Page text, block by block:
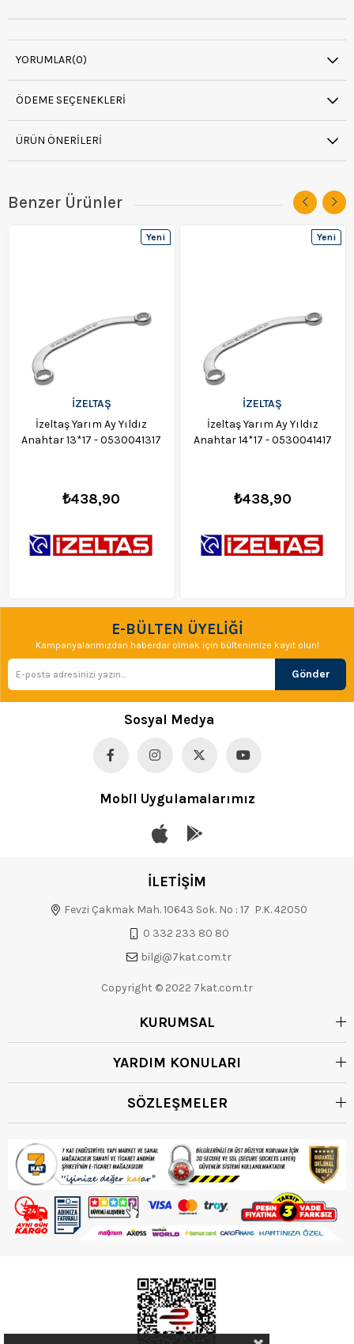
YORUMLAR(0)
ÖDEME SEÇENEKLERI
ÜRÜN ÖNERILERI
Benzer Ürünler
İZELTAŞ
İzeltaş Yarım Ay Yıldız
Anahtar 13*17 - 0530041317
₺438,90
Yeni
İZELTAŞ
İzeltaş Yarım Ay Yıldız
Anahtar 14*17 - 0530041417
₺438,90
Yeni
E-BÜLTEN ÜYELİĞİ
Kampanyalarımızdan haberdar olmak için bültenimize kayıt olun!
Gönder
Sosyal Medya
Mobil Uygulamalarımız
İLETİŞİM
Fevzi Çakmak Mah. 10643 Sok. No : 17 P.K. 42050
0 332 233 80 80
bilgi@7kat.com.tr
Copyright © 2022 7kat.com.tr
KURUMSAL
YARDIM KONULARI
SÖZLEŞMELER